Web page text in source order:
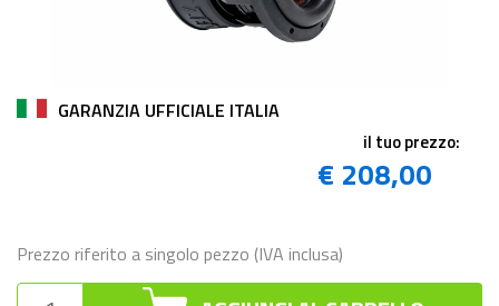
GARANZIA UFFICIALE ITALIA
il tuo prezzo:
€ 208,00
Prezzo riferito a singolo pezzo (IVA inclusa)